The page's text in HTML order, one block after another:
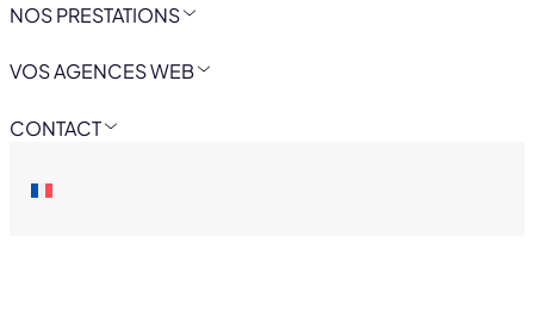
NOS PRESTATIONS
VOS AGENCES WEB
CONTACT